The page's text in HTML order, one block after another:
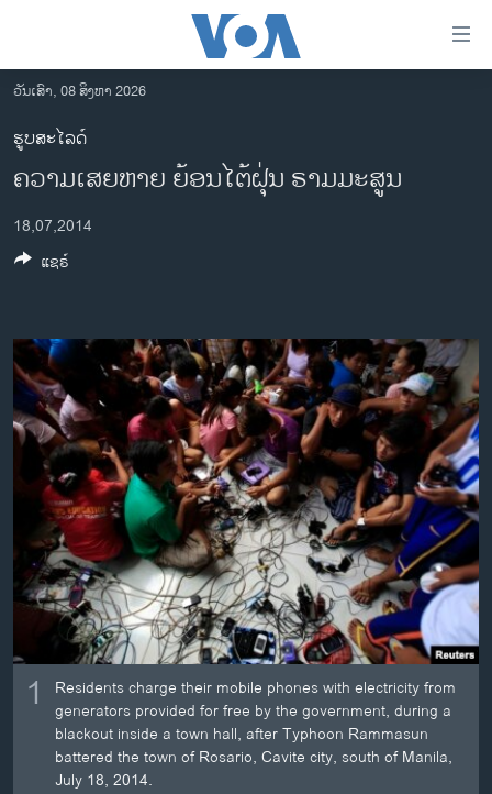
ເຂົ້າ
ຫາ
ຂ້າມ
ຂ້າມ
ໄປ
ຫາ
ລາວ
ອາເມຣິກາ
ການເລືອກຕັ້ງ ປະທານາທີບໍດີ ສະຫະລັດ 2024
ຂ່າວ​ຈີນ
ເອເຊຍ
ອິດສະຫຼະພາບດ້ານການຂ່າວ
ຊີວິດຊາວລາວ
ຊຸມຊົນຊາວລາວ
ວິທະຍາສາດ-ເທັກໂນໂລຈີ
ທຸລະກິດ
ພາສາອັງກິດ
ວີດີໂອ
ສຽງ
ລາຍການກະຈາຍສຽງ
ລາຍງານ
ຕິດຕາມພວກເຮົາ ທີ່
ວັນເສົາ, 08 ສິງຫາ 2026
ຮູບສະໄລດ໌
ຄວາມເສຍຫາຍ ຍ້ອນໄຕ້ຝຸ່ນ ຣາມມະສູນ
18,07,2014
1
Residents charge their mobile phones with electricity from
generators provided for free by the government, during a
blackout inside a town hall, after Typhoon Rammasun
battered the town of Rosario, Cavite city, south of Manila,
July 18, 2014.
ແຊຣ໌